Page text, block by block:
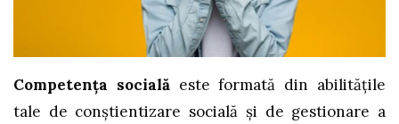
Competența socialăeste formată din abilitățile
tale de conștientizare socială și de gestionare a